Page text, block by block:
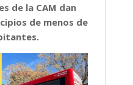
de la CAM dan
de menos de